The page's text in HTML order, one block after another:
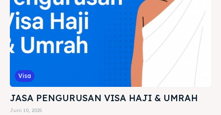
Visa
JASA PENGURUSAN VISA HAJI & UMRAH
Juni 10, 2025